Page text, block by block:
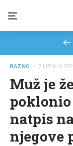
RAZNO • 7 LIPNJA
Muž je
natpis
njegove